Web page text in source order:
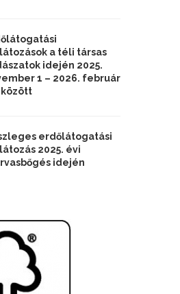
a téli társas
idején 2025.
1 – 2026. február
között
erdőlátogatási
2025. évi
idején